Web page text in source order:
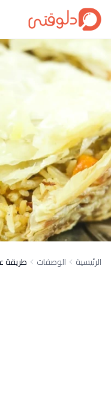
الرئيسية الوصفات طريقة